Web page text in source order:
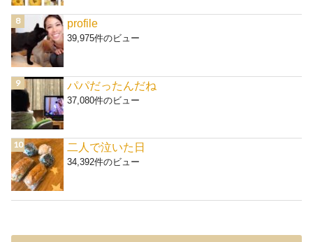
profile
39,975件のビュー
パパだったんだね
37,080件のビュー
二人で泣いた日
34,392件のビュー